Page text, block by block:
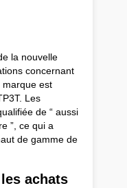
la nouvelle
concernant
marque est
Les
de “ aussi
”, ce qui a
de gamme de
achats